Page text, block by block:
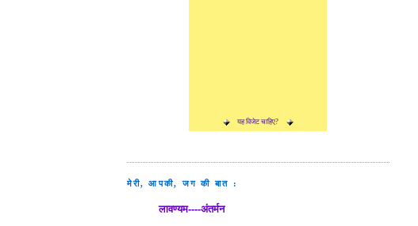
यह विजेट चाहिए?
मेरी, आपकी, जग की बात :
लावण्यम----अंतर्मन